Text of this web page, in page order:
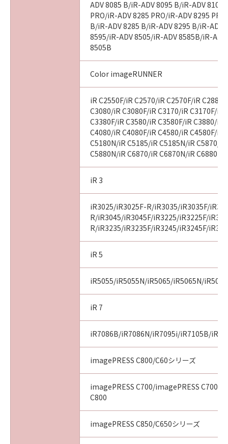
ADV 8085 B/iR-ADV 8095 B/iR-ADV 8105
PRO/iR-ADV 8285 PRO/iR-ADV 8295
B/iR-ADV 8285 B/iR-ADV 8295 B/iR-ADV
8595/iR-ADV 8505/iR-ADV 8585B/iR-
8505B
Color imageRUNNER
iR C2550F/iR C2570/iR C2570F/iR
C3080/iR C3080F/iR C3170/iR C3170F/iR
C3380F/iR C3580/iR C3580F/iR C3880/iR
C4080/iR C4080F/iR C4580/iR C4580F/iR
C5180N/iR C5185/iR C5185N/iR C5870/
C5880N/iR C6870/iR C6870N/iR C6880N
iR 3
iR3025/iR3025F-R/iR3035/iR3035F/
R/iR3045/iR3045F/iR3225/iR3225F/
R/iR3235/iR3235F/iR3245/iR3245F/
iR 5
iR5055/iR5055N/iR5065/iR5065N/
iR 7
iR7086B/iR7086N/iR7095i/iR7105B/
imagePRESS C800/C60シリーズ
imagePRESS C700/imagePRESS C700L/
C800
imagePRESS C850/C650シリーズ